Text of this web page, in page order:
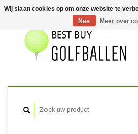
Wij slaan cookies op om onze website te
Nee
Meer over